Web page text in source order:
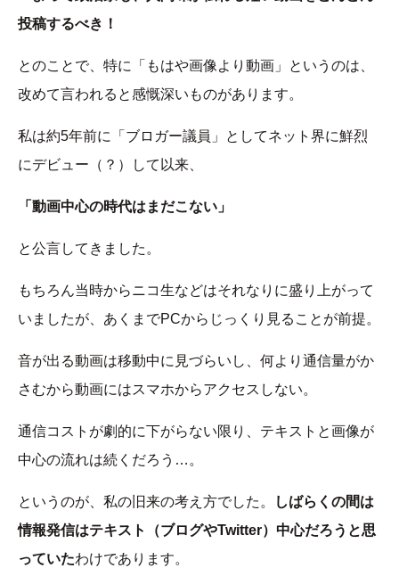
投稿するべき！
とのことで、特に「もはや画像より動画」というのは、
改めて言われると感慨深いものがあります。
私は約5年前に「ブロガー議員」としてネット界に鮮烈
にデビュー（？）して以来、
「動画中心の時代はまだこない」
と公言してきました。
もちろん当時からニコ生などはそれなりに盛り上がって
いましたが、あくまでPCからじっくり見ることが前提。
音が出る動画は移動中に見づらいし、何より通信量がか
さむから動画にはスマホからアクセスしない。
通信コストが劇的に下がらない限り、テキストと画像が
中心の流れは続くだろう…。
というのが、私の旧来の考え方でした。
しばらくの間は
情報発信はテキスト（ブログやTwitter）中心だろうと思
っていたわけであります。